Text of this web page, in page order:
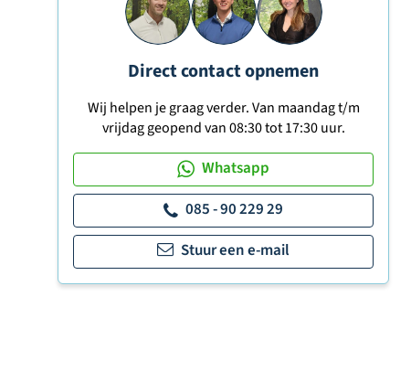
Direct contact opnemen
Wij helpen je graag verder. Van maandag t/m
vrijdag geopend van 08:30 tot 17:30 uur.
Whatsapp
085 - 90 229 29
Stuur een e-mail